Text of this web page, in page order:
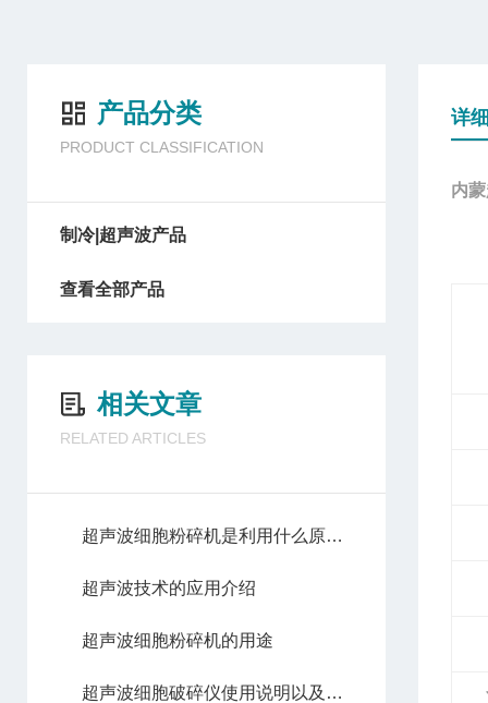
产品分类
PRODUCT CLASSIFICATION
制冷|超声波产品
查看全部产品
相关文章
RELATED ARTICLES
超声波细胞粉碎机是利用什么原理进行粉碎的？
超声波技术的应用介绍
超声波细胞粉碎机的用途
超声波细胞破碎仪使用说明以及注意事项
详
内